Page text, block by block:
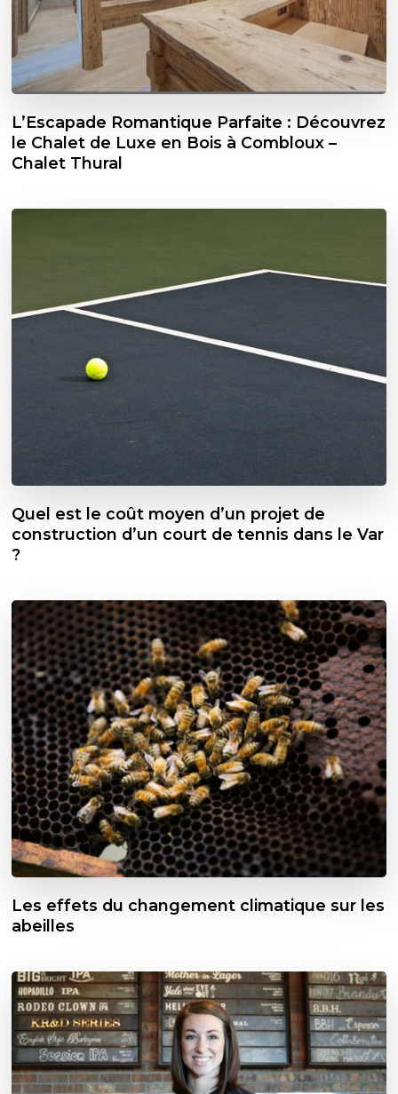
L’Escapade Romantique Parfaite : Découvrez
le Chalet de Luxe en Bois à Combloux –
Chalet Thural
Quel est le coût moyen d’un projet de
construction d’un court de tennis dans le Var
?
Les effets du changement climatique sur les
abeilles